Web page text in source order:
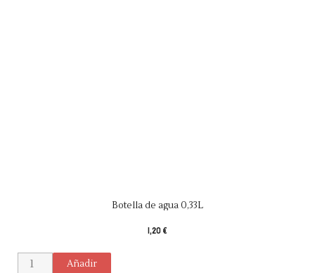
Botella de agua 0,33L
1,20 €
Añadir